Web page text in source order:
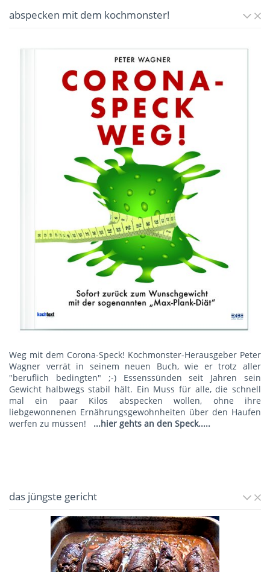
abspecken mit dem kochmonster!
Weg mit dem Corona-Speck! Kochmonster-Herausgeber Peter
Wagner verrät in seinem neuen Buch, wie er trotz aller
"beruflich bedingten" ;-) Essenssünden seit Jahren sein
Gewicht halbwegs stabil hält. Ein Muss für alle, die schnell
mal ein paar Kilos abspecken wollen, ohne ihre
liebgewonnenen Ernährungsgewohnheiten über den Haufen
werfen zu müssen!
...hier gehts an den Speck.....
das jüngste gericht